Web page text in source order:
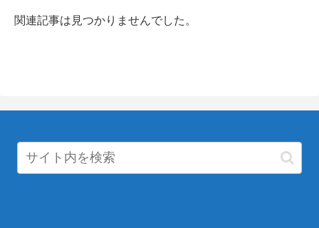
関連記事は見つかりませんでした。